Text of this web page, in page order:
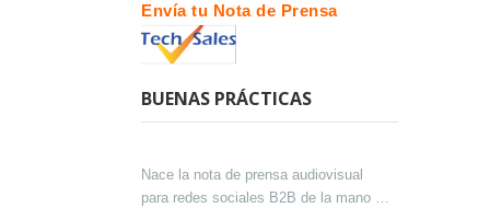
Envía tu Nota de Prensa
BUENAS PRÁCTICAS
Nace la nota de prensa audiovisual
para redes sociales B2B de la mano de